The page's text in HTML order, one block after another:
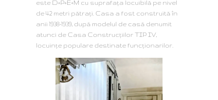
este D+P+E+M cu suprafaţa locuibilă pe nivel
de 42 metri pătraţi. Casa a fost construită în
anii 1938-1939, după modelul de casă denumit
atunci de Casa Construcţiilor TIP IV,
locuințe populare destinate funcționarilor.